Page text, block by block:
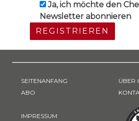
Ja, ich möchte den
Newsletter abonnieren
REGISTRIEREN
SEITENANFANG
ABO
IMPRESSUM
ÜBER